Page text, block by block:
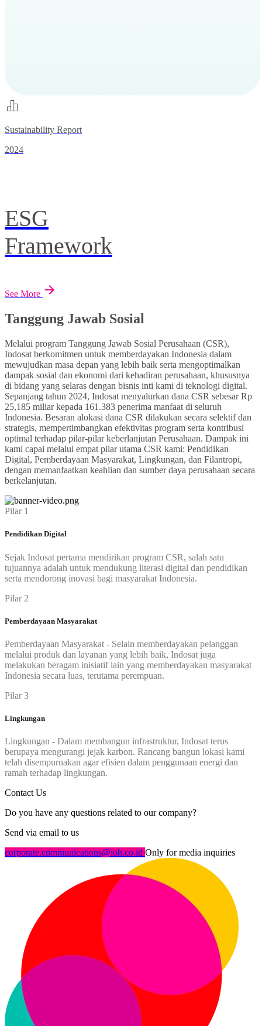
Sustainability Report
2024
ESG
Framework
See More
Tanggung Jawab Sosial
Melalui program Tanggung Jawab Sosial Perusahaan (CSR),
Indosat berkomitmen untuk memberdayakan Indonesia dalam
mewujudkan masa depan yang lebih baik serta mengoptimalkan
dampak sosial dan ekonomi dari kehadiran perusahaan, khususnya
di bidang yang selaras dengan bisnis inti kami di teknologi digital.
Sepanjang tahun 2024, Indosat menyalurkan dana CSR sebesar Rp
25,185 miliar kepada 161.383 penerima manfaat di seluruh
Indonesia. Besaran alokasi dana CSR dilakukan secara selektif dan
strategis, mempertimbangkan efektivitas program serta kontribusi
optimal terhadap pilar-pilar keberlanjutan Perusahaan. Dampak ini
kami capai melalui empat pilar utama CSR kami: Pendidikan
Digital, Pemberdayaan Masyarakat, Lingkungan, dan Filantropi,
dengan memanfaatkan keahlian dan sumber daya perusahaan secara
berkelanjutan.
Pilar 1
Pendidikan Digital
Sejak Indosat pertama mendirikan program CSR, salah satu
tujuannya adalah untuk mendukung literasi digital dan pendidikan
serta mendorong inovasi bagi masyarakat Indonesia.
Pilar 2
Pemberdayaan Masyarakat
Pemberdayaan Masyarakat - Selain memberdayakan pelanggan
melalui produk dan layanan yang lebih baik, Indosat juga
melakukan beragam inisiatif lain yang memberdayakan masyarakat
Indonesia secara luas, terutama perempuan.
Pilar 3
Lingkungan
Lingkungan - Dalam membangun infrastruktur, Indosat terus
berupaya mengurangi jejak karbon. Rancang bangun lokasi kami
telah disempurnakan agar efisien dalam penggunaan energi dan
ramah terhadap lingkungan.
Contact Us
Do you have any questions related to our company?
Send via email to us
corporate.communications@ioh.co.id Only for media inquiries